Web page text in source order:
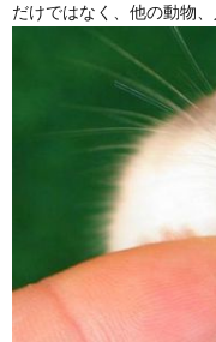
だけではなく、他の動物